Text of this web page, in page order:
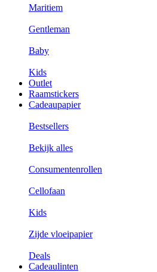
Maritiem
Gentleman
Baby
Kids
Outlet
Raamstickers
Cadeaupapier
Bestsellers
Bekijk alles
Consumentenrollen
Cellofaan
Kids
Zijde vloeipapier
Deals
Cadeaulinten